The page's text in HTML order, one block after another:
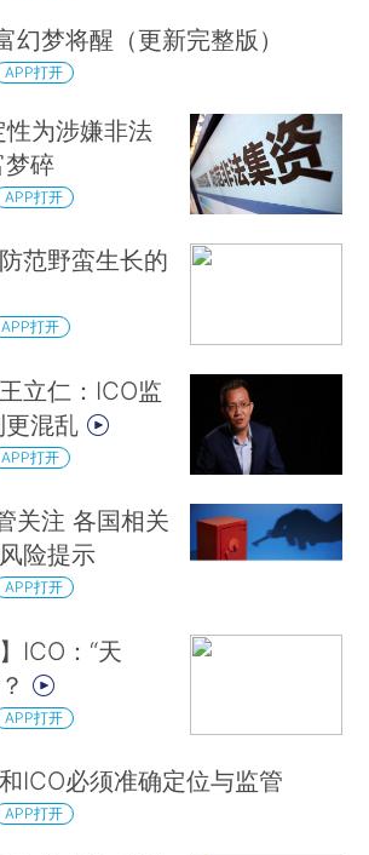
幻梦将醒（更新完整版）
APP打开
为涉嫌非法
碎
APP打开
范野蛮生长的
APP打开
立仁：ICO监
混乱
APP打开
关注 各国相关
险提示
APP打开
ICO：“天
APP打开
ICO必须准确定位与监管
APP打开